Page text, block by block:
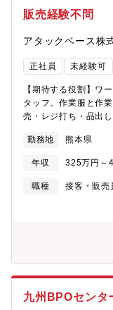
販売経験不問
アタックベース株
正社員 未経験可
【期待する役割】ワ
タッフ。作業服と作
売・レジ打ち・品出
社後の研修を受けて
スタッフ指導など店
のステップアップも
勤務地 熊本県
年収 325万円～
職種
接客・販売
九州BPOセンタ